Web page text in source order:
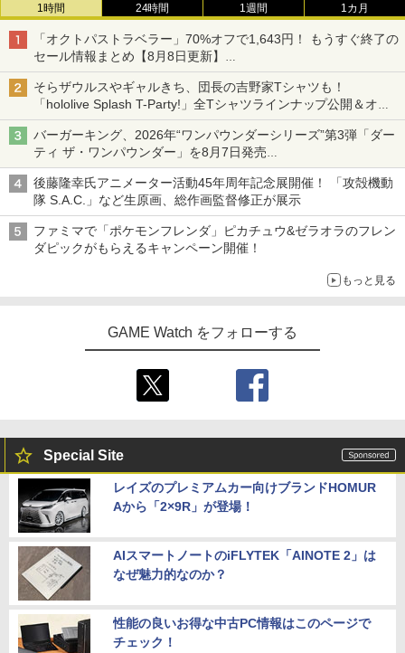
1時間 24時間 1週間 1カ月
「オクトパストラベラー」70%オフで1,643円！ もうすぐ終了の
セール情報まとめ【8月8日更新】
ニンテンドーeショップでは「大神 絶景版」が67%オフで990円
そらザウルスやギャルきち、団長の吉野家Tシャツも！
「hololive Splash T-Party!」全Tシャツラインナップ公開＆オン
ライン販売開始
バーガーキング、2026年“ワンパウンダーシリーズ”第3弾「ダー
ティ ザ・ワンパウンダー」を8月7日発売
「特製ガーリックマヨソース」を使用した超大型チーズバーガー
後藤隆幸氏アニメーター活動45年周年記念展開催！ 「攻殻機動
隊 S.A.C.」など生原画、総作画監督修正が展示
ファミマで「ポケモンフレンダ」ピカチュウ&ゼラオラのフレン
ダピックがもらえるキャンペーン開催！
もっと見る
GAME Watch をフォローする
Special Site
レイズのプレミアムカー向けブランドHOMUR
Aから「2×9R」が登場！
AIスマートノートのiFLYTEK「AINOTE 2」は
なぜ魅力的なのか？
性能の良いお得な中古PC情報はこのページで
チェック！